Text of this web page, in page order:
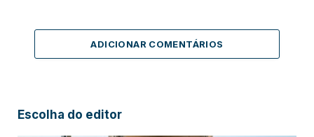
ADICIONAR COMENTÁRIOS
Escolha do editor